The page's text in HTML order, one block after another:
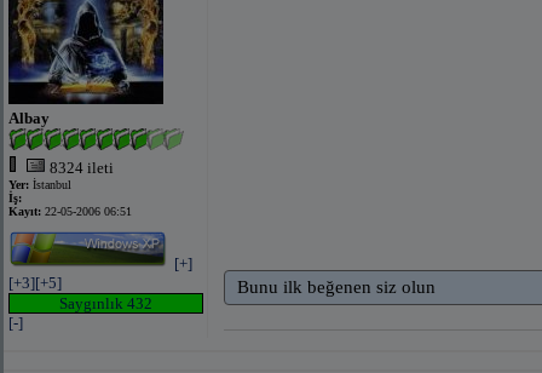
Albay
8324 ileti
Yer: İstanbul
İş:
Kayıt: 22-05-2006 06:51
[+]
[+3][+5]
Saygınlık 432
[-]
Bunu ilk beğenen siz olun